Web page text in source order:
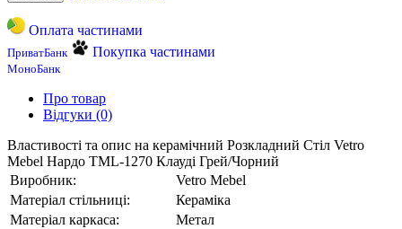
Оплата частинами
ПриватБанк Покупка частинами
МоноБанк
Про товар
Відгуки (0)
Властивості та опис на керамічний Розкладний Стіл Vetro
Mebel Нардо TML-1270 Клауді Грей/Чорний
Виробник:
Vetro Mebel
Матеріал стільниці:
Кераміка
Матеріал каркаса:
Метал